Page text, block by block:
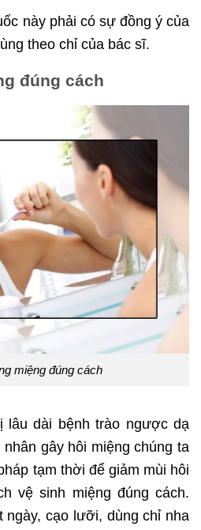
này phải có sự đồng ý của
theo chỉ của bác sĩ.
đúng cách
miệng đúng cách
lâu dài bệnh trào ngược dạ
gây hôi miệng chúng ta
tạm thời để giảm mùi hôi
vệ sinh miệng đúng cách.
ngày, cạo lưỡi, dùng chỉ nha